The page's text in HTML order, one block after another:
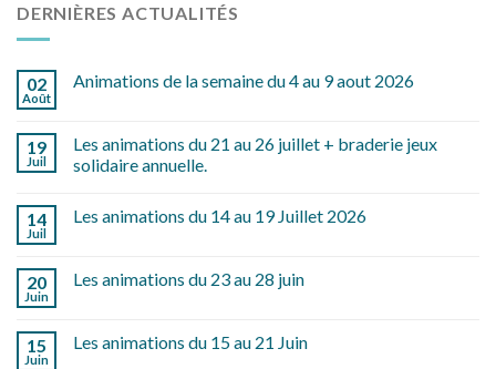
DERNIÈRES ACTUALITÉS
02
Août
Animations de la semaine du 4 au 9 aout 2026
19
Juil
Les animations du 21 au 26 juillet + braderie jeux
solidaire annuelle.
14
Juil
Les animations du 14 au 19 Juillet 2026
20
Juin
Les animations du 23 au 28 juin
15
Juin
Les animations du 15 au 21 Juin